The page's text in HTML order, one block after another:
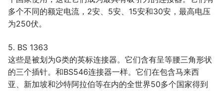
多个不同的额定电流，2安、5安、15安和30安，最高电压
为250伏。
5. BS 1363
这些是被划为G类的英标连接器。它们含有呈等腰三角形状
的三个插针。和BS546连接器一样。它们在包含马来西
亚、新加坡和沙特阿拉伯等在内的全世界50多个国家得到